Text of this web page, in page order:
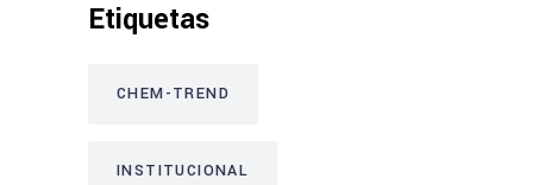
Etiquetas
CHEM-TREND
INSTITUCIONAL